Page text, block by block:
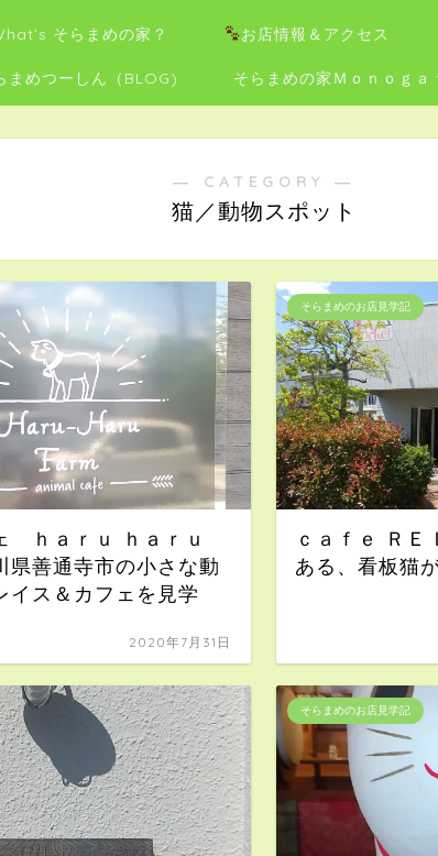
そらまめの家？ お店情報＆アクセス
まめつーしん（BLOG) そらまめの家Ｍｏｎｏｇ
― CATEGORY ―
猫／動物スポット
ｈａｒｕ ｈａｒｕ
県善通寺市の小さな動
イス＆カフェを見学
2020年7月31日
そらまめのお店見学記
ｃａｆｅ ＲＥ
ある、看板猫
そらまめのお店見学記